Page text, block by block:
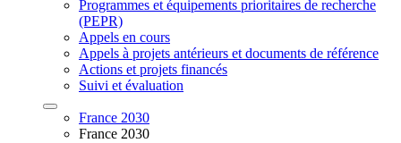
Programmes et équipements prioritaires de recherche
(PEPR)
Appels en cours
Appels à projets antérieurs et documents de référence
Actions et projets financés
Suivi et évaluation
France 2030
France 2030